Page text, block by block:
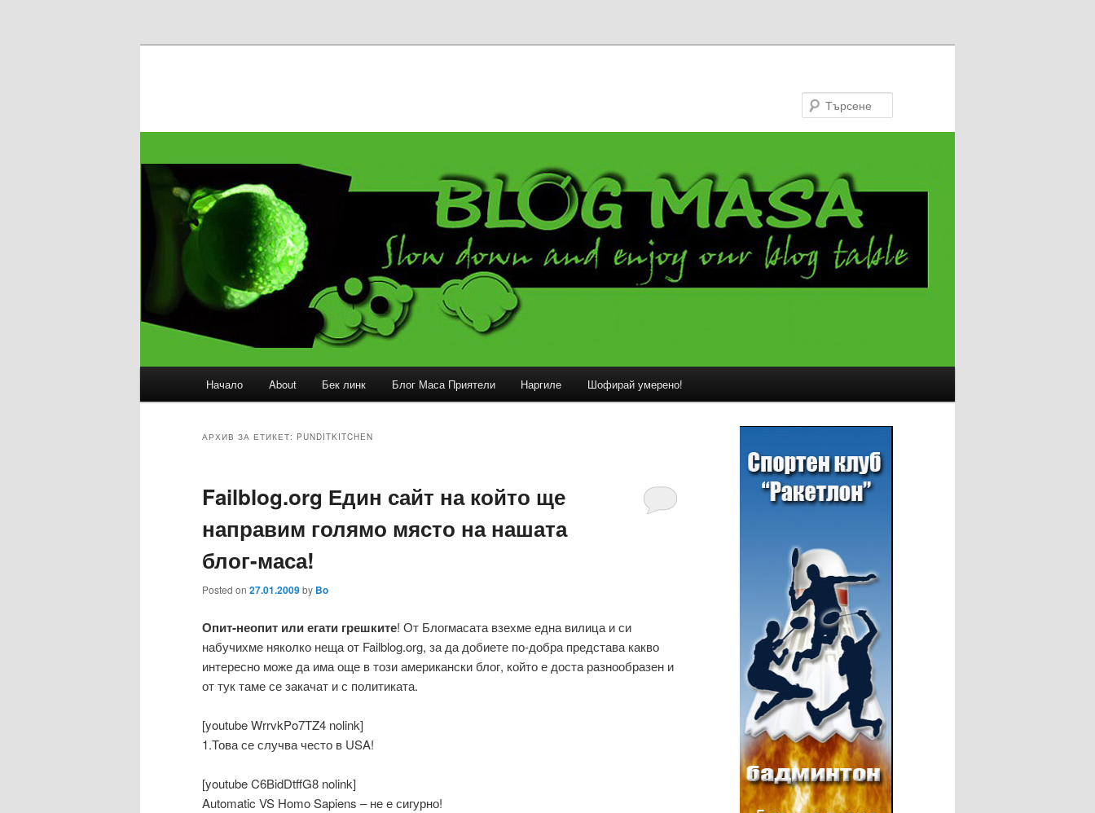
Към
Към
Начало About Бек линк Блог Маса Приятели Наргиле Шофирай умерено!
АРХИВ ЗА ЕТИКЕТ: PUNDITKITCHEN
Failblog.org Един сайт на който ще
направим голямо място на нашата
блог-маса!
Posted on 27.01.2009by Bo
Опит-неопит или егати грешките! От Блогмасата взехме една вилица и си
набучихме няколко неща от Failblog.org, за да добиете по-добра представа какво
интересно може да има още в този американски блог, който е доста разнообразен и
от тук таме се закачат и с политиката.
[youtube WrrvkPo7TZ4 nolink]
1.Това се случва често в USA!
[youtube C6BidDtffG8 nolink]
Automatic VS Homo Sapiens – не е сигурно!